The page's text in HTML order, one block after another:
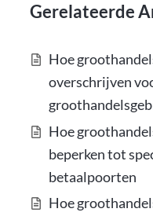
Gerelateerde
Hoe
overschrijven
Hoe
beperken tot
betaalpoorten
Hoe